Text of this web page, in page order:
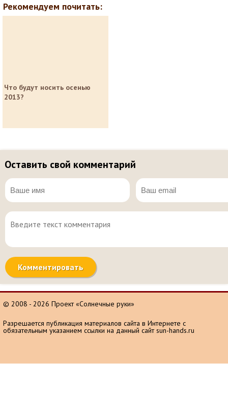
Рекомендуем почитать:
Что будут носить осенью
2013?
Оставить свой комментарий
© 2008 - 2026 Проект «Солнечные руки»
Разрешается публикация материалов сайта в Интернете с
обязательным указанием ссылки на данный сайт sun-hands.ru